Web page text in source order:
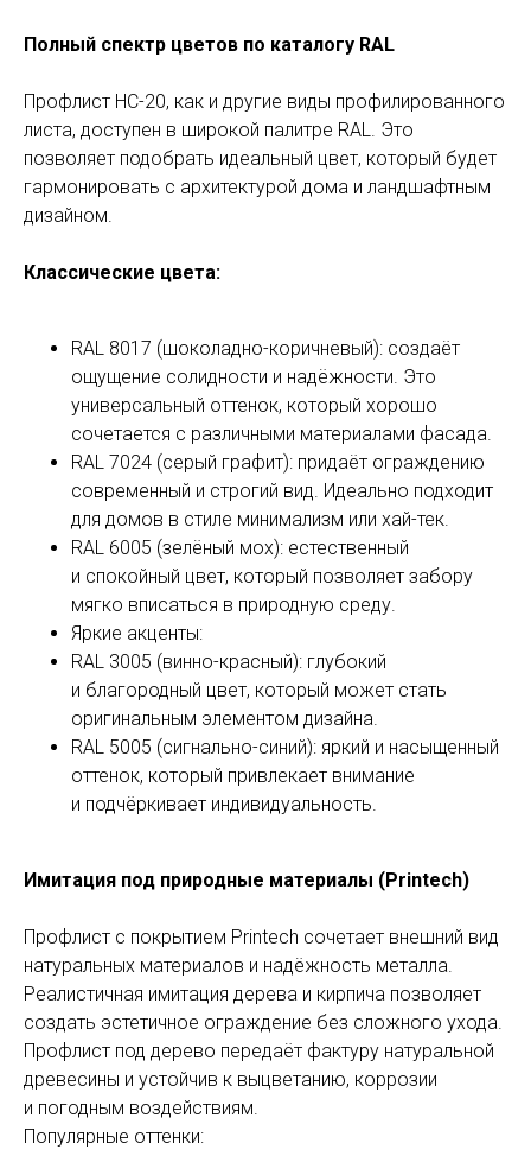
Полный спектр цветов по каталогу RAL
Профлист НС-20, как и другие виды профилированного
листа, доступен в широкой палитре RAL. Это
позволяет подобрать идеальный цвет, который будет
гармонировать с архитектурой дома и ландшафтным
дизайном.
Классические цвета:
RAL 8017 (шоколадно-коричневый): создаёт
ощущение солидности и надёжности. Это
универсальный оттенок, который хорошо
сочетается с различными материалами фасада.
RAL 7024 (серый графит): придаёт ограждению
современный и строгий вид. Идеально подходит
для домов в стиле минимализм или хай-тек.
RAL 6005 (зелёный мох): естественный
и спокойный цвет, который позволяет забору
мягко вписаться в природную среду.
Яркие акценты:
RAL 3005 (винно-красный): глубокий
и благородный цвет, который может стать
оригинальным элементом дизайна.
RAL 5005 (сигнально-синий): яркий и насыщенный
оттенок, который привлекает внимание
и подчёркивает индивидуальность.
Имитация под природные материалы (Printech)
Профлист с покрытием Printech сочетает внешний вид
натуральных материалов и надёжность металла.
Реалистичная имитация дерева и кирпича позволяет
создать эстетичное ограждение без сложного ухода.
Профлист под дерево передаёт фактуру натуральной
древесины и устойчив к выцветанию, коррозии
и погодным воздействиям.
Популярные оттенки: